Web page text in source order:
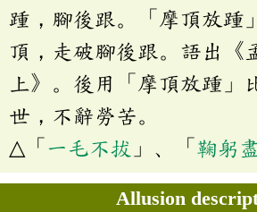
踵，腳後跟。「摩頂放踵
頂，走破腳後跟。語出《
上》。後用「摩頂放踵」
世，不辭勞苦。
△「 一毛不拔 」、「 鞠躬
Allusion